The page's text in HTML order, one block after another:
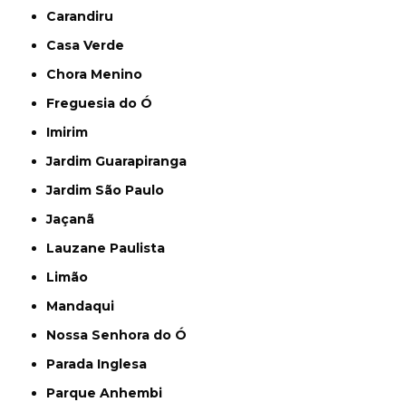
Carandiru
Casa Verde
Chora Menino
Freguesia do Ó
Imirim
Jardim Guarapiranga
Jardim São Paulo
Jaçanã
Lauzane Paulista
Limão
Mandaqui
Nossa Senhora do Ó
Parada Inglesa
Parque Anhembi